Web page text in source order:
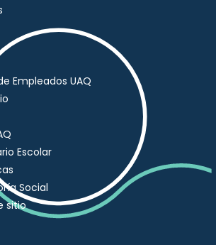
Empleados UAQ
Escolar
Social
sitio